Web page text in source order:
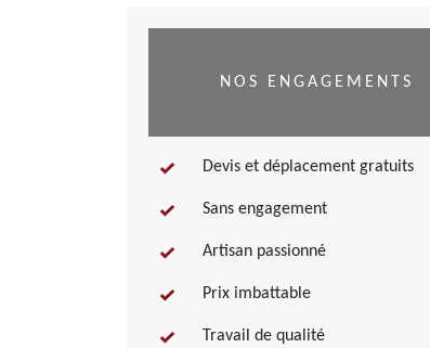
NOS ENGAGEMENTS
Devis et déplacement gratuits
Sans engagement
Artisan passionné
Prix imbattable
Travail de qualité